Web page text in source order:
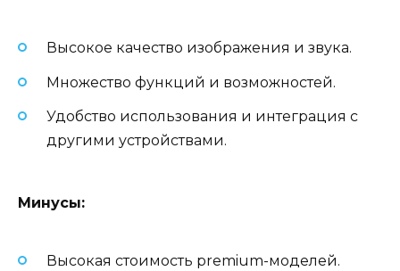
Высокое качество изображения и звука.
Множество функций и возможностей.
Удобство использования и интеграция с
другими устройствами.
Минусы:
Высокая стоимость premium-моделей.